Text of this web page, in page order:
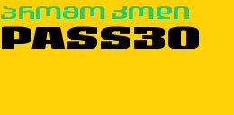
პრომო კოდი
PASS30